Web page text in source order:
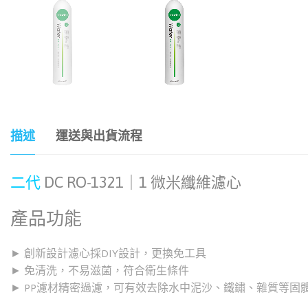
描述 運送與出貨流程
二代 DC RO-1321｜1 微米纖維濾心
產品功能
► 創新設計濾心採DIY設計，更換免工具
► 免清洗，不易滋菌，符合衛生條件
► PP濾材精密過濾，可有效去除水中泥沙、鐵鏽、雜質等固